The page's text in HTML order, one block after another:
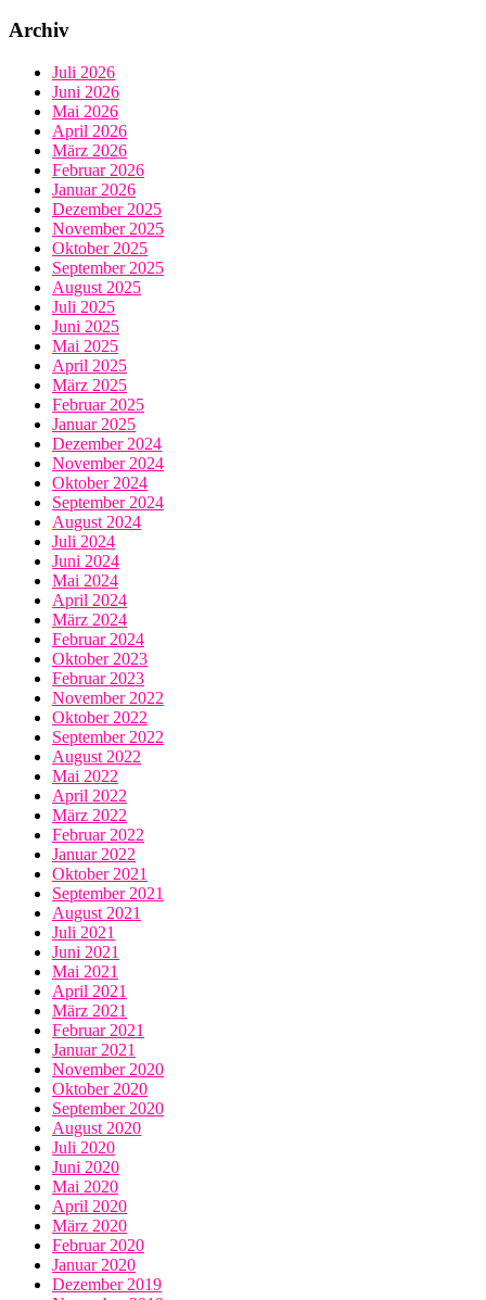
Archiv
Juli 2026
Juni 2026
Mai 2026
April 2026
März 2026
Februar 2026
Januar 2026
Dezember 2025
November 2025
Oktober 2025
September 2025
August 2025
Juli 2025
Juni 2025
Mai 2025
April 2025
März 2025
Februar 2025
Januar 2025
Dezember 2024
November 2024
Oktober 2024
September 2024
August 2024
Juli 2024
Juni 2024
Mai 2024
April 2024
März 2024
Februar 2024
Oktober 2023
Februar 2023
November 2022
Oktober 2022
September 2022
August 2022
Mai 2022
April 2022
März 2022
Februar 2022
Januar 2022
Oktober 2021
September 2021
August 2021
Juli 2021
Juni 2021
Mai 2021
April 2021
März 2021
Februar 2021
Januar 2021
November 2020
Oktober 2020
September 2020
August 2020
Juli 2020
Juni 2020
Mai 2020
April 2020
März 2020
Februar 2020
Januar 2020
Dezember 2019